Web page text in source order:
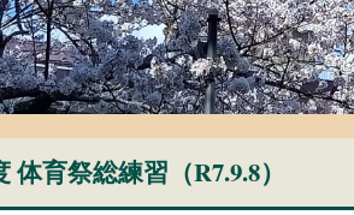
体育祭総練習（R7.9.8）